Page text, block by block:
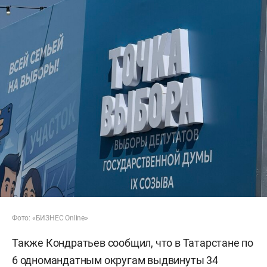
Фото: «БИЗНЕС Online»
Также Кондратьев сообщил, что в Татарстане по
6 одномандатным округам выдвинуты 34